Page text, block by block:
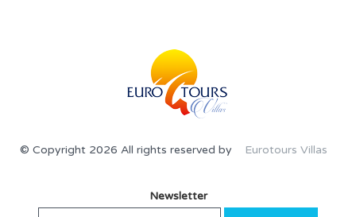
© Copyright 2026 All rights reserved by Eurotours Villas
Newsletter